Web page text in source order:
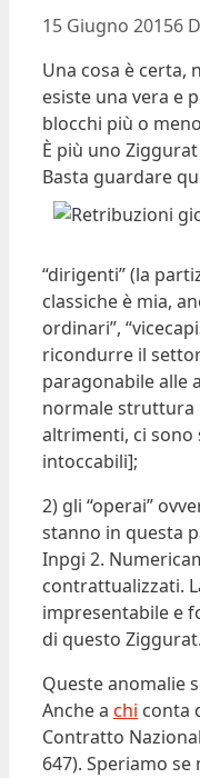
15 Giugno 20156
Una cosa è certa,
esiste una vera e
blocchi più o
È più uno
Basta guardare
“dirigenti” (la
classiche è mia,
ordinari”,
ricondurre il
paragonabile alle
normale
altrimenti, ci sono
intoccabili];
2) gli “operai”
stanno in questa
Inpgi 2.
contrattualizzati.
impresentabile e
di questo Ziggurat.
Queste anomalie
Anche a chi conta
Contratto
647). Speriamo